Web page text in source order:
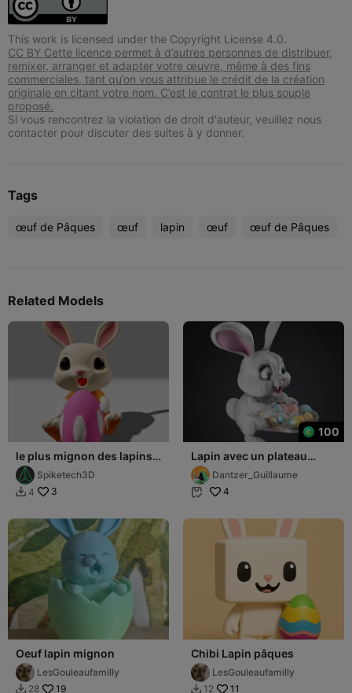
This work is licensed under the Copyright License 4.0.
CC BY Cette licence permet à d’autres personnes de distribuer,
remixer, arranger et adapter votre œuvre, même à des fins
commerciales, tant qu’on vous attribue le crédit de la création
originale en citant votre nom. C’est le contrat le plus souple
proposé.
Si vous rencontrez la violation de droit d'auteur, veuillez nous
contacter pour discuter des suites à y donner.
Tags
œuf de Pâques œuf lapin œuf œuf de Pâques
Related Models
le plus mignon des lapins
de Pâques !
Spiketech3D
 4 3
100
Lapin avec un plateau
d'oeufDantzer_Guillaume
 4
Oeuf lapin mignon
LesGouleaufamilly
 28 19
Chibi Lapin pâques
LesGouleaufamilly
 12 11